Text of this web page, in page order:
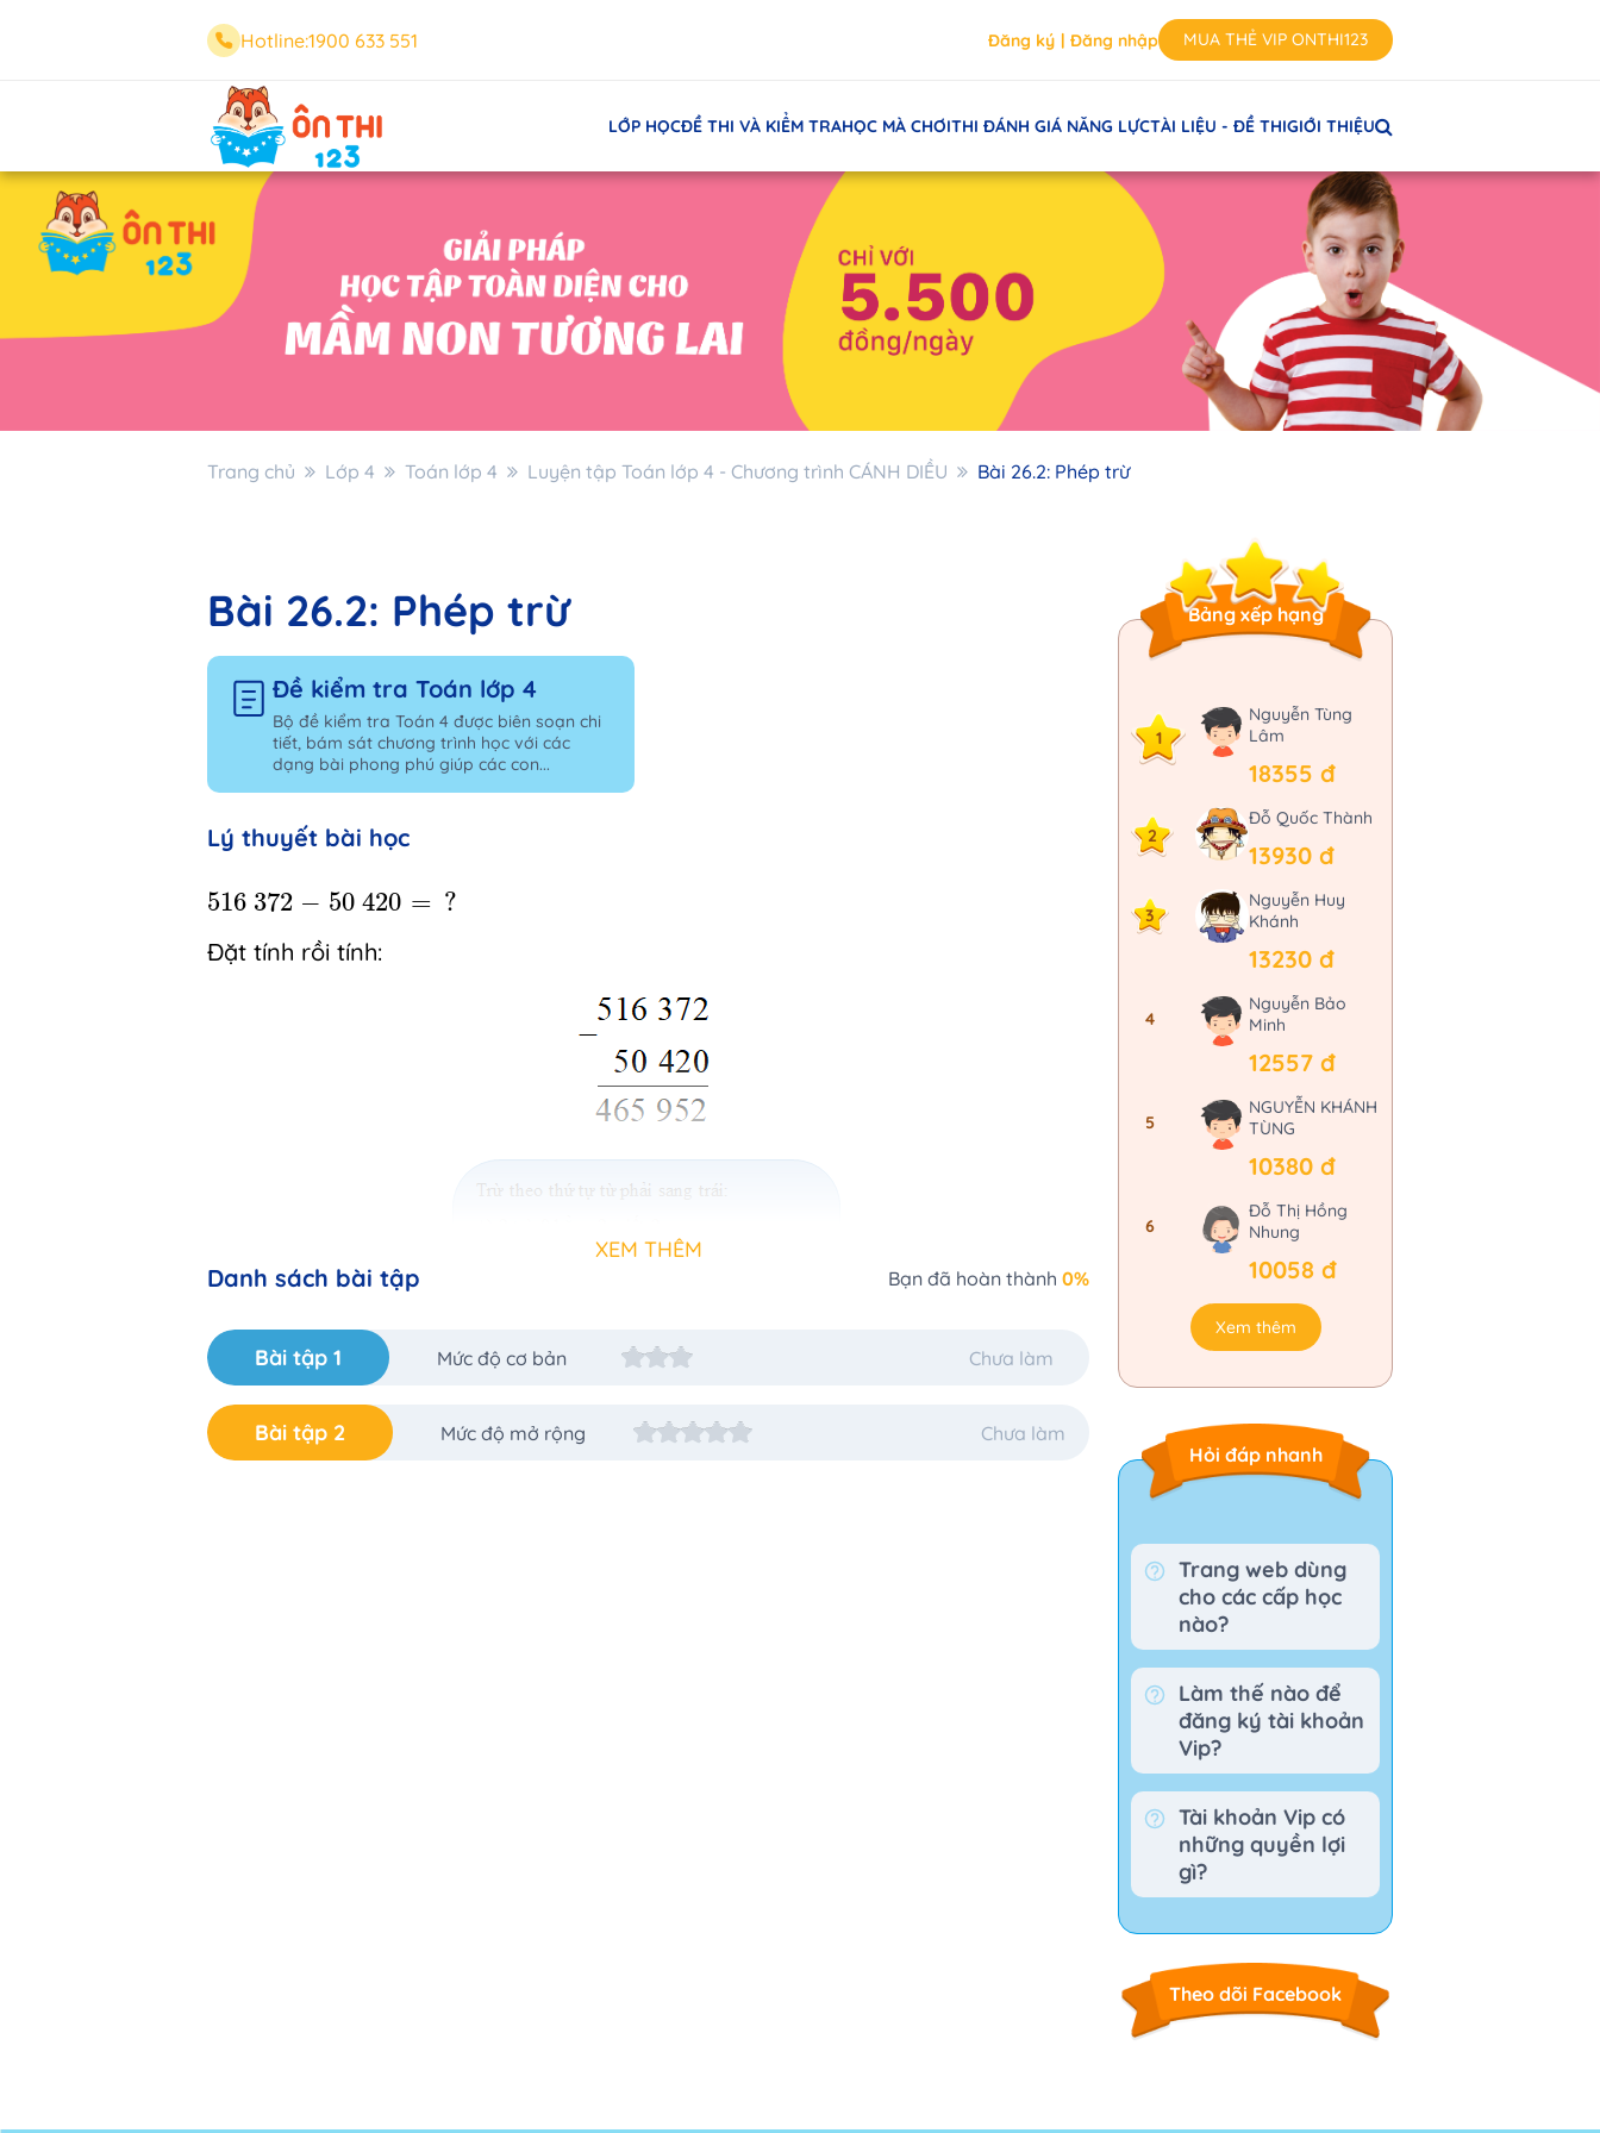
Hotline:1900 633 551 Đăng ký Đăng nhập MUA THẺ VIP ONTHI123
LỚP HỌCĐỀ THI VÀ KIỂM TRAHỌC MÀ CHƠITHI ĐÁNH GIÁ NĂNG LỰCTÀI LIỆU - ĐỀ THIGIỚI THIỆU
Trang chủ Lớp 4 Toán lớp 4 Luyện tập Toán lớp 4 - Chương trình CÁNH DIỀU Bài 26.2: Phép trừ
Bài 26.2: Phép trừ
Đề kiểm tra Toán lớp 4
Bộ đề kiểm tra Toán 4 được biên soạn chi
tiết, bám sát chương trình học với các
dạng bài phong phú giúp các con...
Lý thuyết bài học
516
516 372 − 50
372 50 420 = ?
420
Đặt tính rồi tính:
XEM THÊM
Danh sách bài tập Bạn đã hoàn thành 0%
Bài tập 1 Mức độ cơ bản Chưa làm
Bài tập 2 Mức độ mở rộng Chưa làm
Bảng xếp hạng
1
Nguyễn Tùng
Lâm
18355 đ
2
Đỗ Quốc Thành
13930 đ
3
Nguyễn Huy
Khánh
13230 đ
4
Nguyễn Bảo
Minh
12557 đ
5
NGUYỄN KHÁNH
TÙNG
10380 đ
6
Đỗ Thị Hồng
Nhung
10058 đ
Xem thêm
Hỏi đáp nhanh
Trang web dùng
cho các cấp học
nào?
Làm thế nào để
đăng ký tài khoản
Vip?
Tài khoản Vip có
những quyền lợi
gì?
Theo dõi Facebook